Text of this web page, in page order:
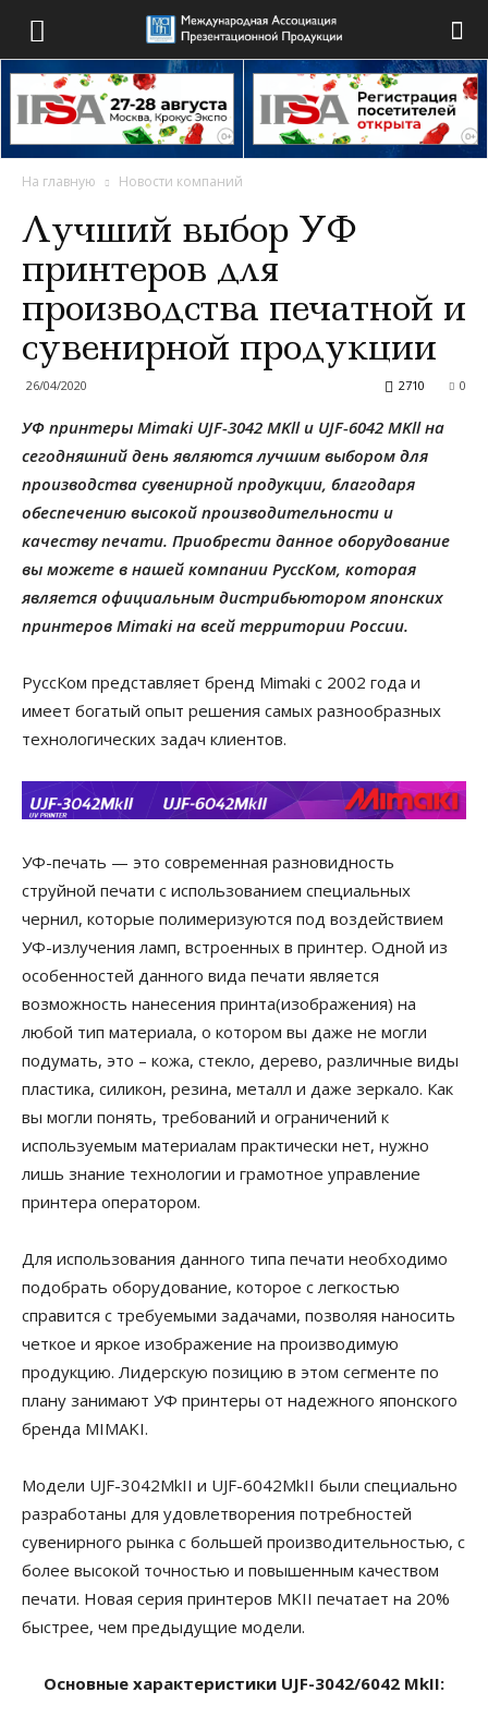
На главную Новости компаний
Лучший выбор УФ
принтеров для
производства печатной и
сувенирной продукции
26/04/2020 0
2710
УФ принтеры Mimaki UJF-3042 MKllи UJF-6042 MKll на
сегодняшний день являются лучшим выбором для
производства сувенирной продукции, благодаря
обеспечению высокой производительности и
качеству печати. Приобрести данное оборудование
вы можете в нашей компании РуссКом, которая
является официальным дистрибьютором японских
принтеров Mimakiна всей территории России.
РуссКом представляет бренд Mimaki с 2002 года и
имеет богатый опыт решения самых разнообразных
технологических задач клиентов.
УФ-печать — это современная разновидность
струйной печати с использованием специальных
чернил, которые полимеризуются под воздействием
УФ-излучения ламп, встроенных в принтер. Одной из
особенностей данного вида печати является
возможность нанесения принта(изображения) на
любой тип материала, о котором вы даже не могли
подумать, это – кожа, стекло, дерево, различные виды
пластика, силикон, резина, металл и даже зеркало. Как
вы могли понять, требований и ограничений к
используемым материалам практически нет, нужно
лишь знание технологии и грамотное управление
принтера оператором.
Для использования данного типа печати необходимо
подобрать оборудование, которое с легкостью
справится с требуемыми задачами, позволяя наносить
четкое и яркое изображение на производимую
продукцию. Лидерскую позицию в этом сегменте по
плану занимают УФ принтеры от надежного японского
бренда MIMAKI.
Модели UJF-3042MkII и UJF-6042MkII были специально
разработаны для удовлетворения потребностей
сувенирного рынка с большей производительностью, с
более высокой точностью и повышенным качеством
печати. Новая серия принтеров MKII печатает на 20%
быстрее, чем предыдущие модели.
Основные характеристики UJF-3042/6042 MkII: